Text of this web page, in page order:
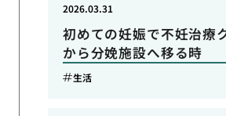
初めての妊娠で不妊治療
から分娩施設へ移る時
2026.03.31
生活